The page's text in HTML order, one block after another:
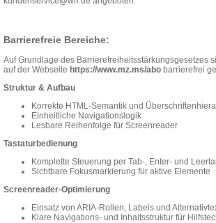
Barrierefreie Bereiche:
Auf Grundlage des Barrierefreiheitsstärkungsgesetzes
auf der Webseite https://www.mz.ms/abo barrierefrei
Struktur & Aufbau
Korrekte HTML-Semantik und
Einheitliche Navigationslogik
Lesbare Reihenfolge für Screenreader
Tastaturbedienung
Komplette Steuerung per Tab-, Enter- und
Sichtbare Fokusmarkierung für aktive Elemente
Screenreader-Optimierung
Einsatz von ARIA-Rollen, Labels und
Klare Navigations- und Inhaltsstruktur für